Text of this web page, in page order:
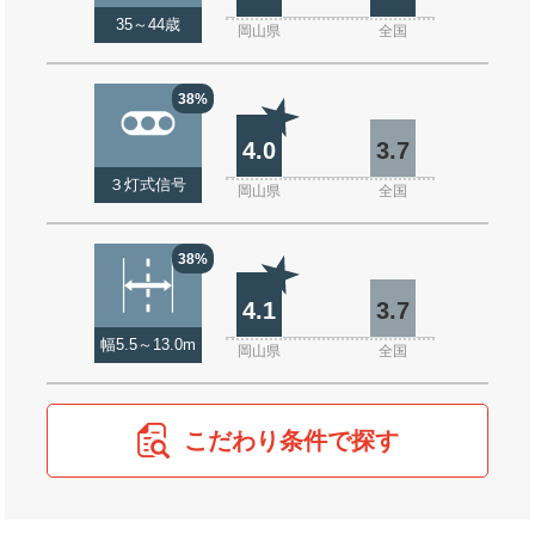
35～44歳 岡山県 全国
38%
３灯式信号
4.0 3.7
岡山県 全国
38%
幅5.5～13.0m
4.1 3.7
岡山県 全国
こだわり条件で探す